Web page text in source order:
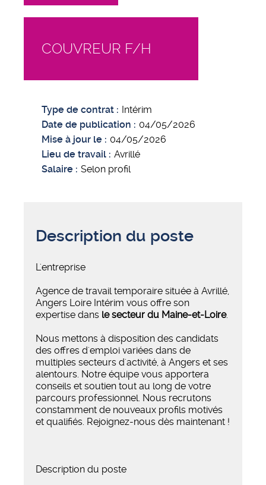
COUVREUR F/H
Type de contrat
Intérim
Date de publication
04/05/2026
Mise à jour le
04/05/2026
Lieu de travail
Avrillé
Salaire
Selon profil
Description du poste
L'entreprise
Agence de travail temporaire située à Avrillé,
Angers Loire Intérim vous offre son
expertise dans le secteur du Maine-et-Loire.
Nous mettons à disposition des candidats
des offres d'emploi variées dans de
multiples secteurs d'activité, à Angers et ses
alentours. Notre équipe vous apportera
conseils et soutien tout au long de votre
parcours professionnel. Nous recrutons
constamment de nouveaux profils motivés
et qualifiés. Rejoignez-nous dès maintenant !
Description du poste